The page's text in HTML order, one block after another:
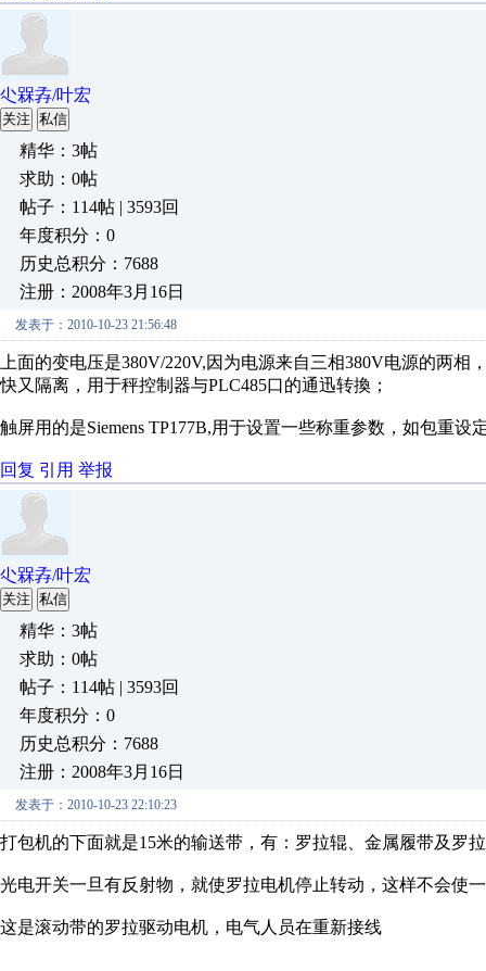
尐槑孨/叶宏
关注 私信
精华：3帖
求助：0帖
帖子：114帖 | 3593回
年度积分：0
历史总积分：7688
注册：2008年3月16日
发表于：2010-10-23 21:56:48
上面的变电压是380V/220V,因为电源来自三相380V电源的两
快又隔离，用于秤控制器与PLC485口的通迅转換；
触屏用的是Siemens TP177B,用于设置一些称重参数，如包重设
回复 引用 举报
尐槑孨/叶宏
关注 私信
精华：3帖
求助：0帖
帖子：114帖 | 3593回
年度积分：0
历史总积分：7688
注册：2008年3月16日
发表于：2010-10-23 22:10:23
打包机的下面就是15米的输送带，有：罗拉辊、金属履带及罗
光电开关一旦有反射物，就使罗拉电机停止转动，这样不会使
这是滚动带的罗拉驱动电机，电气人员在重新接线